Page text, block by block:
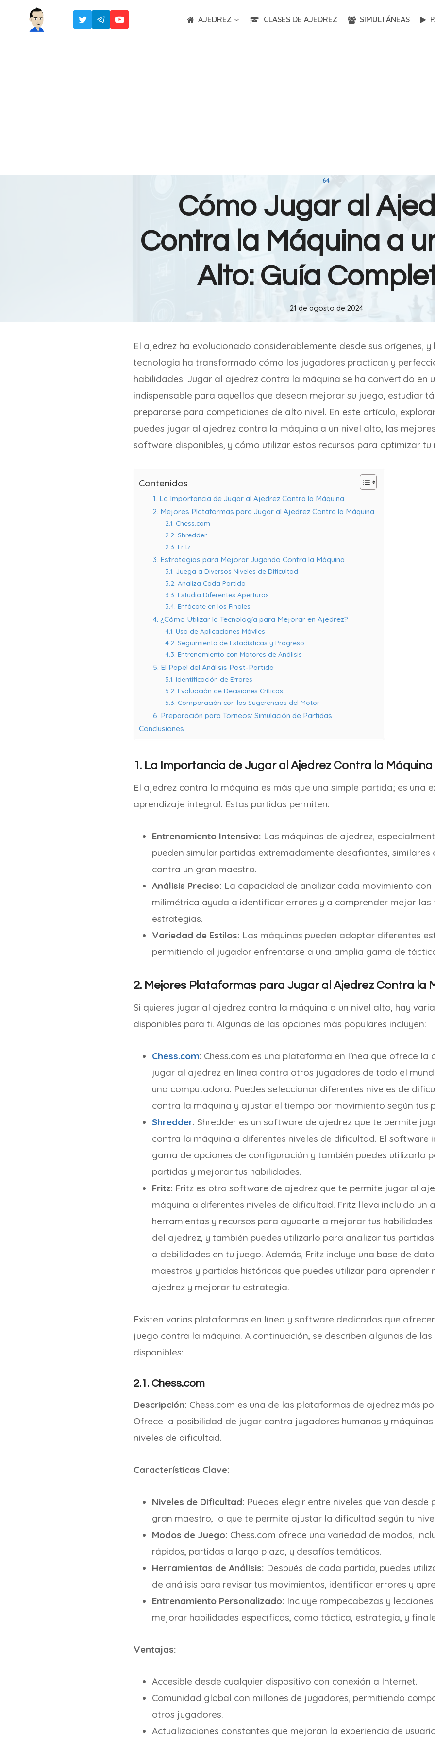
AJEDREZ CLASES DE AJEDREZ SIMULTÁNEAS
64
Cómo Jugar al
Contra la Máquina a
Alto: Guía
21 de agosto de 2024
El ajedrez ha evolucionado considerablemente desde sus orígenes, y
tecnología ha transformado cómo los jugadores practican y
habilidades. Jugar al ajedrez contra la máquina se ha convertido en
indispensable para aquellos que desean mejorar su juego, estudiar
prepararse para competiciones de alto nivel. En este artículo,
puedes jugar al ajedrez contra la máquina a un nivel alto, las
software disponibles, y cómo utilizar estos recursos para optimizar tu
Contenidos
1. La Importancia de Jugar al Ajedrez Contra la Máquina
2. Mejores Plataformas para Jugar al Ajedrez Contra la Máquina
2.1. Chess.com
2.2. Shredder
2.3. Fritz
3. Estrategias para Mejorar Jugando Contra la Máquina
3.1. Juega a Diversos Niveles de Dificultad
3.2. Analiza Cada Partida
3.3. Estudia Diferentes Aperturas
3.4. Enfócate en los Finales
4. ¿Cómo Utilizar la Tecnología para Mejorar en Ajedrez?
4.1. Uso de Aplicaciones Móviles
4.2. Seguimiento de Estadísticas y Progreso
4.3. Entrenamiento con Motores de Análisis
5. El Papel del Análisis Post-Partida
5.1. Identificación de Errores
5.2. Evaluación de Decisiones Críticas
5.3. Comparación con las Sugerencias del Motor
6. Preparación para Torneos: Simulación de Partidas
Conclusiones
1. La Importancia de Jugar al Ajedrez Contra la Máquina
El ajedrez contra la máquina es más que una simple partida; es una
aprendizaje integral. Estas partidas permiten:
Entrenamiento Intensivo: Las máquinas de ajedrez,
pueden simular partidas extremadamente desafiantes, similares
contra un gran maestro.
Análisis Preciso: La capacidad de analizar cada movimiento con
milimétrica ayuda a identificar errores y a comprender mejor las
estrategias.
Variedad de Estilos: Las máquinas pueden adoptar diferentes
permitiendo al jugador enfrentarse a una amplia gama de
2. Mejores Plataformas para Jugar al Ajedrez Contra la
Si quieres jugar al ajedrez contra la máquina a un nivel alto, hay
disponibles para ti. Algunas de las opciones más populares incluyen:
Chess.com: Chess.com es una plataforma en línea que ofrece la
jugar al ajedrez en línea contra otros jugadores de todo el
una computadora. Puedes seleccionar diferentes niveles de
contra la máquina y ajustar el tiempo por movimiento según tus
Shredder: Shredder es un software de ajedrez que te permite
contra la máquina a diferentes niveles de dificultad. El software
gama de opciones de configuración y también puedes utilizarlo
partidas y mejorar tus habilidades.
Fritz: Fritz es otro software de ajedrez que te permite jugar al
máquina a diferentes niveles de dificultad. Fritz lleva incluido un
herramientas y recursos para ayudarte a mejorar tus
del ajedrez, y también puedes utilizarlo para analizar tus
o debilidades en tu juego. Además, Fritz incluye una base de
maestros y partidas históricas que puedes utilizar para aprender
ajedrez y mejorar tu estrategia.
Existen varias plataformas en línea y software dedicados que
juego contra la máquina. A continuación, se describen algunas de
disponibles:
2.1. Chess.com
Descripción: Chess.com es una de las plataformas de ajedrez más
Ofrece la posibilidad de jugar contra jugadores humanos y
niveles de dificultad.
Características Clave:
Niveles de Dificultad: Puedes elegir entre niveles que van desde
gran maestro, lo que te permite ajustar la dificultad según tu
Modos de Juego: Chess.com ofrece una variedad de modos,
rápidos, partidas a largo plazo, y desafíos temáticos.
Herramientas de Análisis: Después de cada partida, puedes
de análisis para revisar tus movimientos, identificar errores y
Entrenamiento Personalizado: Incluye rompecabezas y
mejorar habilidades específicas, como táctica, estrategia, y
Ventajas:
Accesible desde cualquier dispositivo con conexión a Internet.
Comunidad global con millones de jugadores, permitiendo
otros jugadores.
Actualizaciones constantes que mejoran la experiencia de